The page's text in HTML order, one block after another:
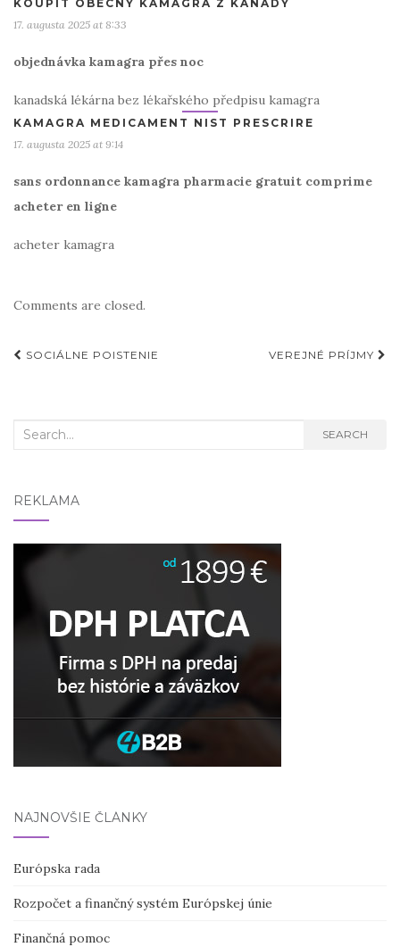
KOUPIT OBECNÝ KAMAGRA Z KANADY
17. augusta 2025 at 8:33
objednávka kamagra přes noc
kanadská lékárna bez lékařského předpisu kamagra
KAMAGRA MEDICAMENT NIST PRESCRIRE
17. augusta 2025 at 9:14
sans ordonnance kamagra pharmacie gratuit comprime
acheter en ligne
acheter kamagra
Comments are closed.
Post
SOCIÁLNE POISTENIE VEREJNÉ PRÍJMY
Search
SEARCH
REKLAMA
NAJNOVŠIE ČLÁNKY
Európska rada
Rozpočet a finančný systém Európskej únie
Finančná pomoc